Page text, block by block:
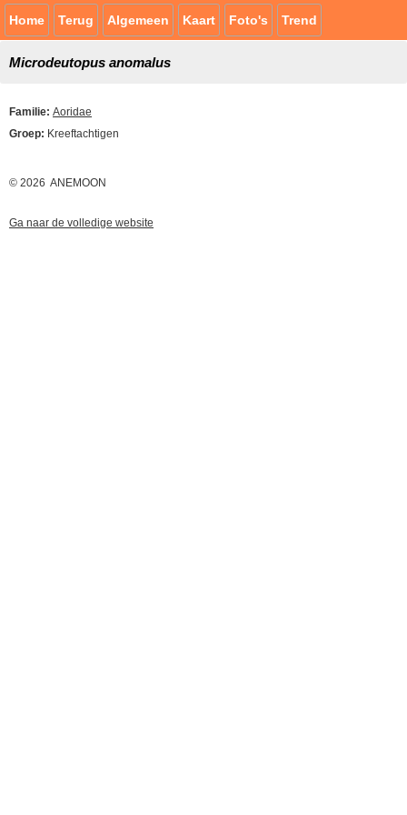
Home Terug Algemeen Kaart Foto's Trend
Microdeutopus anomalus
Familie: Aoridae
Groep: Kreeftachtigen
© 2026 ANEMOON
Ga naar de volledige website